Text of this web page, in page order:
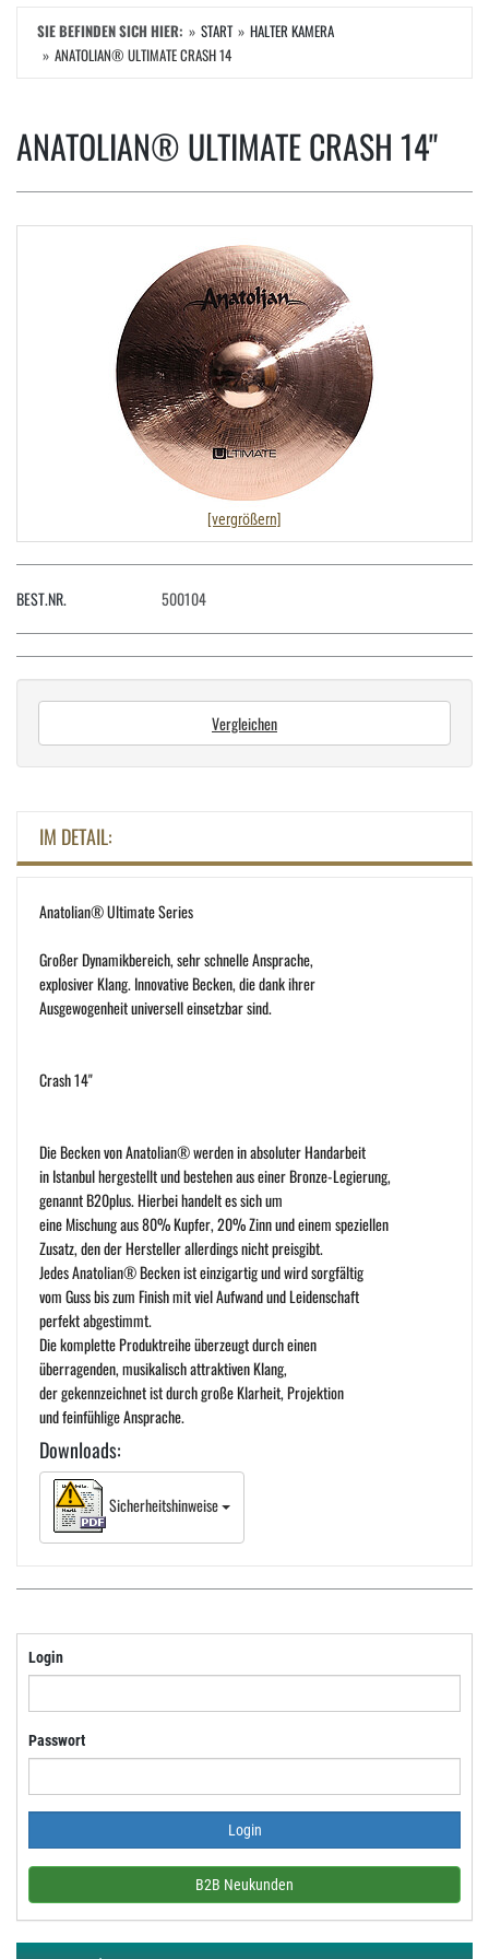
SIE BEFINDEN SICH HIER: START
HALTER KAMERA
ANATOLIAN® ULTIMATE CRASH 14
ANATOLIAN® ULTIMATE CRASH 14"
[vergrößern]
BEST.NR. 500104
Vergleichen
IM DETAIL:
Anatolian® Ultimate Series
Großer Dynamikbereich, sehr schnelle Ansprache,
explosiver Klang. Innovative Becken, die dank ihrer
Ausgewogenheit universell einsetzbar sind.
Crash 14"
Die Becken von Anatolian® werden in absoluter Handarbeit
in Istanbul hergestellt und bestehen aus einer Bronze-Legierung,
genannt B20plus. Hierbei handelt es sich um
eine Mischung aus 80% Kupfer, 20% Zinn und einem speziellen
Zusatz, den der Hersteller allerdings nicht preisgibt.
Jedes Anatolian® Becken ist einzigartig und wird sorgfältig
vom Guss bis zum Finish mit viel Aufwand und Leidenschaft
perfekt abgestimmt.
Die komplette Produktreihe überzeugt durch einen
überragenden, musikalisch attraktiven Klang,
der gekennzeichnet ist durch große Klarheit, Projektion
und feinfühlige Ansprache.
Downloads:
Sicherheitshinweise
Login
Passwort
B2B Neukunden